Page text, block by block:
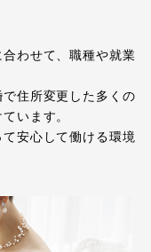
わせて、職種や就業
住所変更した多くの
います。
安心して働ける環境